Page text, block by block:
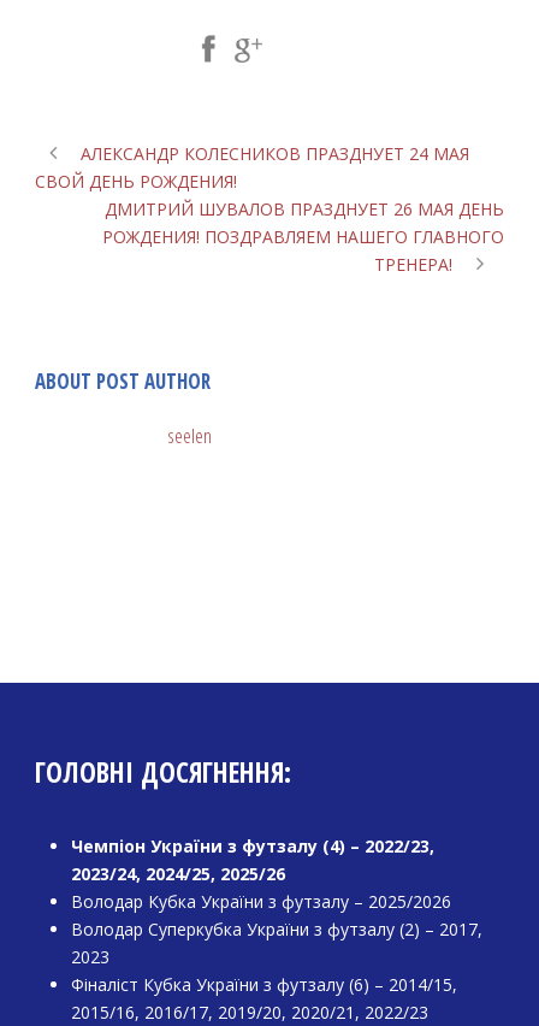
АЛЕКСАНДР КОЛЕСНИКОВ ПРАЗДНУЕТ 24 МАЯ
СВОЙ ДЕНЬ РОЖДЕНИЯ!
ДМИТРИЙ ШУВАЛОВ ПРАЗДНУЕТ 26 МАЯ ДЕНЬ
РОЖДЕНИЯ! ПОЗДРАВЛЯЕМ НАШЕГО ГЛАВНОГО
ТРЕНЕРА!
ABOUT POST AUTHOR
seelen
ГОЛОВНІ ДОСЯГНЕННЯ:
Чемпіон України з футзалу (4) – 2022/23,
2023/24, 2024/25, 2025/26
Володар Кубка України з футзалу – 2025/2026
Володар Суперкубка України з футзалу (2) – 2017,
2023
Фіналіст Кубка України з футзалу (6) – 2014/15,
2015/16, 2016/17, 2019/20, 2020/21, 2022/23